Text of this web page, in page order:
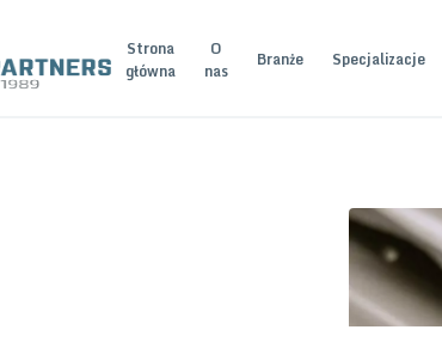
Strona
główna
O
nas
Branże Specjalizacje